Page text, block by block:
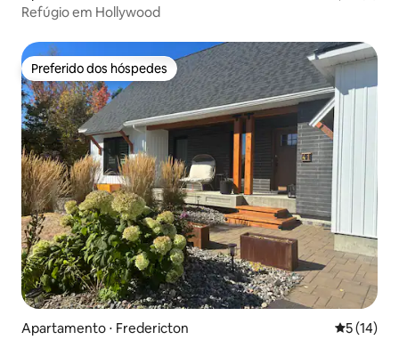
Refúgio em Hollywood
Preferido dos hóspedes
Preferido dos hóspedes
Apartamento ⋅ Fredericton 5 de uma
5 (14)